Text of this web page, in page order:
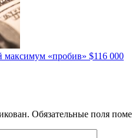
максимум «пробив» $116 000
Обязательные поля